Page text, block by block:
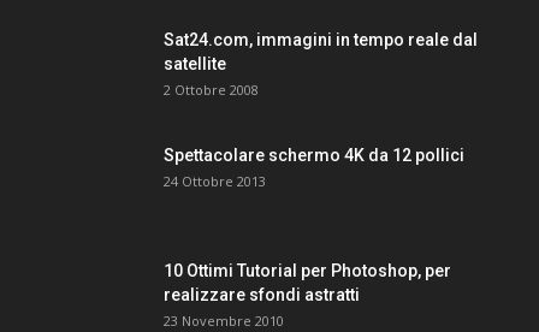
Sat24.com, immagini in tempo reale dal
satellite
2 Ottobre 2008
Spettacolare schermo 4K da 12 pollici
24 Ottobre 2013
10 Ottimi Tutorial per Photoshop, per
realizzare sfondi astratti
23 Novembre 2010